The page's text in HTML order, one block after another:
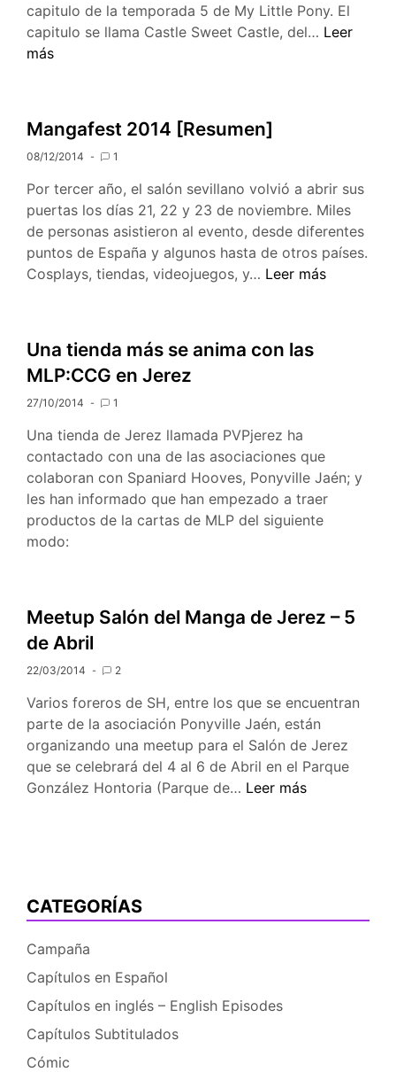
capitulo de la temporada 5 de My Little Pony. El
capitulo se llama Castle Sweet Castle, del… Este
Of
Equestria,
Alicante
Leer
más
Mangafest 2014 [Resumen]
08/12/2014 1
Por tercer año, el salón sevillano volvió a abrir sus
puertas los días 21, 22 y 23 de noviembre. Miles
de personas asistieron al evento, desde diferentes
puntos de España y algunos hasta de otros países.
Cosplays, tiendas, videojuegos, y… Mangafest
Leer más
Una tienda más se anima con las
MLP:CCG en Jerez
27/10/2014 1
Una tienda de Jerez llamada PVPjerez ha
contactado con una de las asociaciones que
colaboran con Spaniard Hooves, Ponyville Jaén; y
les han informado que han empezado a traer
productos de la cartas de MLP del siguiente
modo:
Meetup Salón del Manga de Jerez – 5
de Abril
22/03/2014 2
Varios foreros de SH, entre los que se encuentran
parte de la asociación Ponyville Jaén, están
organizando una meetup para el Salón de Jerez
que se celebrará del 4 al 6 de Abril en el Parque
González Hontoria (Parque de… Meetup
Leer más
CATEGORÍAS
Campaña
Capítulos en Español
Capítulos en inglés – English Episodes
Capítulos Subtitulados
Cómic